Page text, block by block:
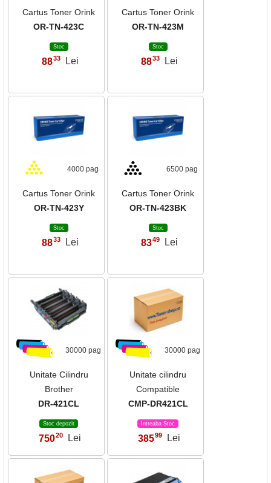
Cartus Toner Orink
OR-TN-423C
Stoc
8833 Lei
Cartus Toner Orink
OR-TN-423M
Stoc
8833 Lei
4000 pag
Cartus Toner Orink
OR-TN-423Y
Stoc
8833 Lei
6500 pag
Cartus Toner Orink
OR-TN-423BK
Stoc
8349 Lei
30000 pag
Unitate Cilindru
Brother
DR-421CL
Stoc depozit
75020 Lei
30000 pag
Unitate cilindru
Compatible
CMP-DR421CL
Intreaba Stoc
38599 Lei